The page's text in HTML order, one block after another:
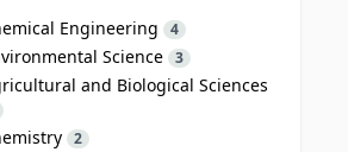
Engineering 4
Science 3
and Biological Sciences
2